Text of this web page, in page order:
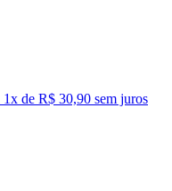
1x de R$ 30,90 sem juros